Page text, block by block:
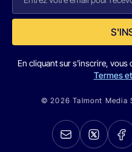
En cliquant sur s'inscrire, vous
Termes
© 2026 Talmont Media